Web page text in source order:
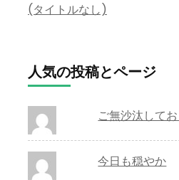
(タイトルなし)
人気の投稿とページ
ご無沙汰して
今日も穏やか